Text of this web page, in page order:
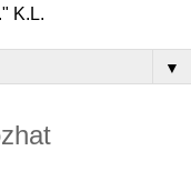
K.L.
▼